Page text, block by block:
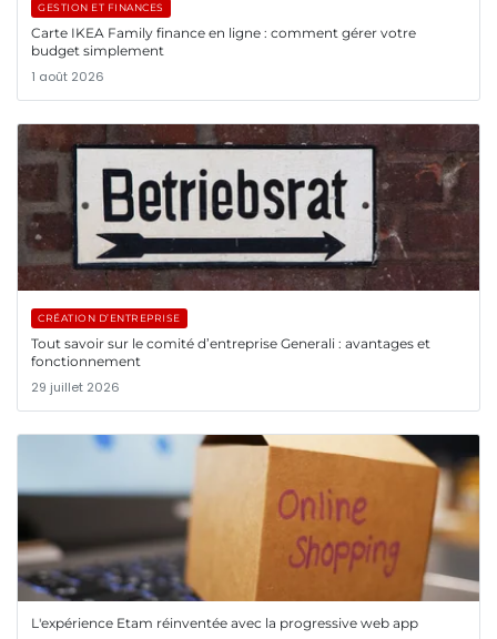
GESTION ET FINANCES
Carte IKEA Family finance en ligne : comment gérer votre
budget simplement
1 août 2026
CRÉATION D’ENTREPRISE
Tout savoir sur le comité d’entreprise Generali : avantages et
fonctionnement
29 juillet 2026
L'expérience Etam réinventée avec la progressive web app